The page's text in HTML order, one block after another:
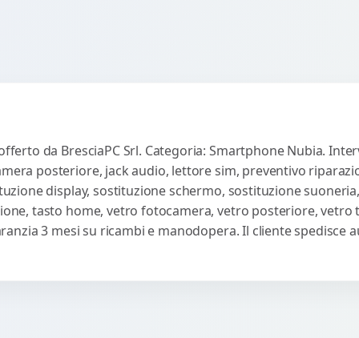
da BresciaPC Srl. Categoria: Smartphone Nubia.
posteriore, jack audio, lettore sim, preventivo
display, sostituzione schermo, sostituzione
tasto home, vetro fotocamera, vetro posteriore,
3 mesi su ricambi e manodopera. Il cliente spedisce